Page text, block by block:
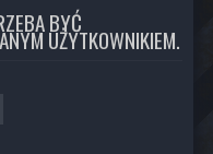
BYĆ
UŻYTKOWNIKIEM.